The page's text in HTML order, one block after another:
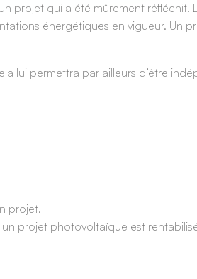
projet qui a été mûrement réfléchit.
énergétiques en vigueur. Un
lui permettra par ailleurs d’être
projet.
projet photovoltaïque est